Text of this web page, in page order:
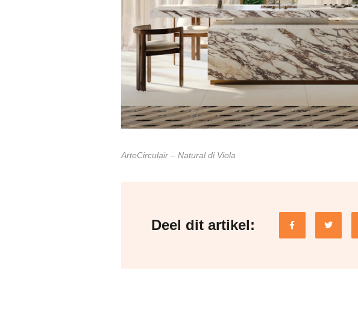
ArteCirculair – Natural di Viola
Deel dit artikel: